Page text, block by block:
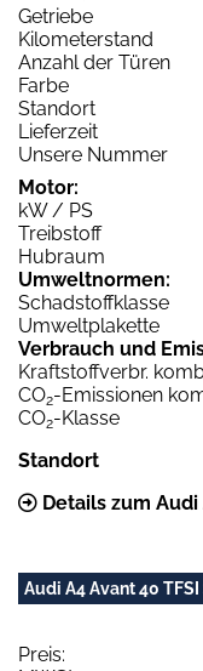
Getriebe
Kilometerstand
Anzahl der Türen
Farbe
Standort
Lieferzeit
Unsere Nummer
Motor:
kW / PS
Treibstoff
Hubraum
Umweltnormen:
Schadstoffklasse
Umweltplakette
Verbrauch und
Kraftstoffverbr.
CO2-Emissionen
CO2-Klasse
Standort
Details zum
Audi A4 Avant 40
Preis: